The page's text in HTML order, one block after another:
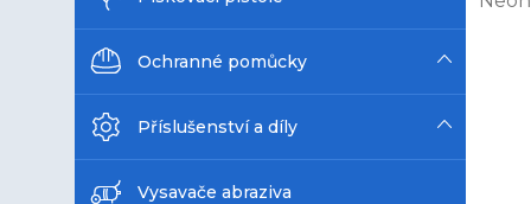
n
e
l
Ochranné pomůcky
Příslušenství a díly
Vysavače abraziva